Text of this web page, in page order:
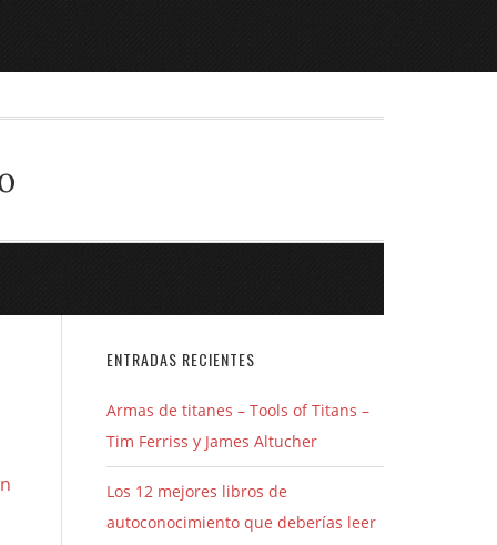
ENTRADAS RECIENTES
Armas de titanes – Tools of Titans –
Tim Ferriss y James Altucher
Los 12 mejores libros de
autoconocimiento que deberías leer